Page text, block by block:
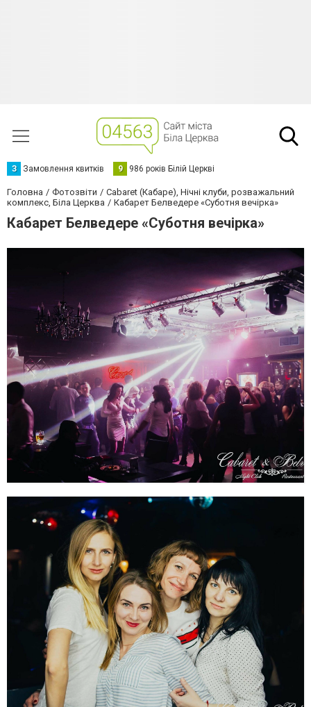
З Замовлення квитків 9 986 років Білій Церкві
Головна Фотозвіти
Cabaret (Кабаре), Нічні клуби, розважальний
комплекс, Біла Церква
Кабарет Белведере «Суботня вечірка»
Кабарет Белведере «Суботня вечірка»